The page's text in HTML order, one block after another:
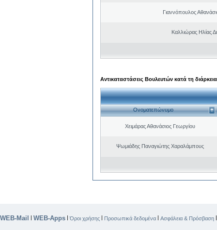
Γιαννόπουλος
Καλλιώρας Ηλίας
Αντικαταστάσεις Βουλευτών κατά τη
Ονοματεπώνυμο
Χειμάρας Αθανάσιος Γεωργίου
Ψωμιάδης Παναγιώτης Χαραλάμπους
WEB-Mail | WEB-Apps |Όροι χρήσης | Προσωπικά δεδομένα | Ασφάλεια & Πρόσβαση